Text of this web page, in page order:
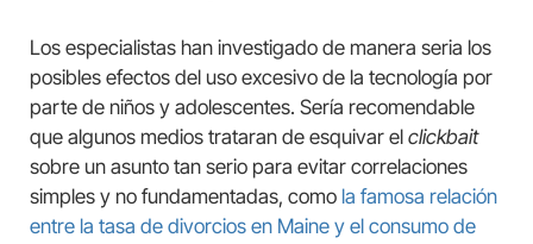
Los especialistas han investigado de manera seria los
posibles efectos del uso excesivo de la tecnología por
parte de niños y adolescentes. Sería recomendable
que algunos medios trataran de esquivar el clickbait
sobre un asunto tan serio para evitar correlaciones
simples y no fundamentadas, como la famosa relación
entre la tasa de divorcios en Maine y el consumo de